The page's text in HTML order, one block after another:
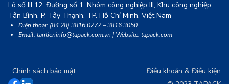
Lô số III 12, Đường số 1, Nhóm công nghiệp III, Khu công nghiệp
Tân Bình, P. Tây Thạnh, TP. Hồ Chí Minh, Việt Nam
Điện thoại: (84.28) 3816 0777 – 3816 3050
Email: tantieninfo@tapack.com.vn | Website: tapack.com
Chính sách bảo mật Điều khoản & Điều kiện